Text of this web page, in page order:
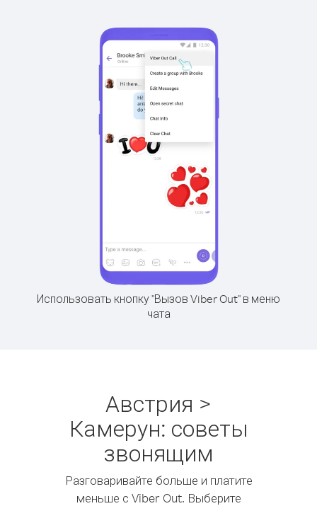
Использовать кнопку "Вызов Viber Out" в меню
чата
Австрия >
Камерун: советы
звонящим
Разговаривайте больше и платите
меньше с Viber Out. Выберите